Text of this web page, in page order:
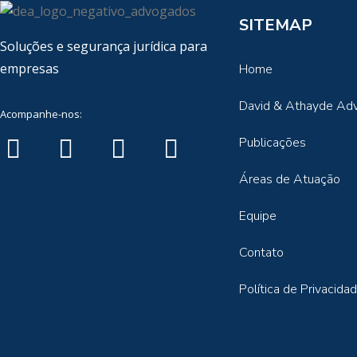
Soluções e segurança jurídica para
empresas
Acompanhe-nos:
SITEMAP
Home
David & Athayde
Publicações
Áreas de Atuação
Equipe
Contato
Política de